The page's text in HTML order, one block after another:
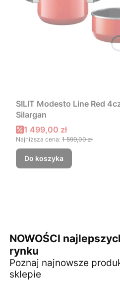
SILIT Modesto Line Red
Silargan
Cena promocyjna
1 499,00 zł
Najniższa cena: 1 599,00 zł
Do koszyka
NOWOŚCI
rynku
Poznaj najnowsze
sklepie